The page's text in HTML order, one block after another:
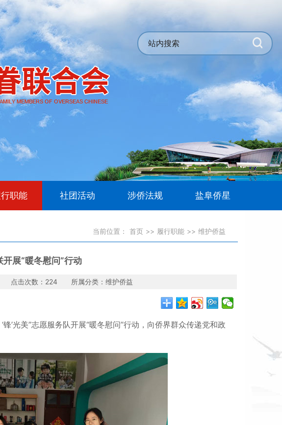
职能 社团活动 涉侨法规 盐阜侨星
当前位置： 首页 >> 履行职能 >> 维护侨益
开展“暖冬慰问”行动
点击次数：224 所属分类： 维护侨益
光美”志愿服务队开展“暖冬慰问”行动，向侨界群众传递党和政